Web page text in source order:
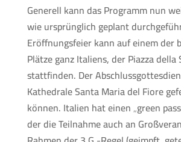
Generell kann das Programm nun
wie ursprünglich geplant
Eröffnungsfeier kann auf einem der
Plätze ganz Italiens, der Piazza della
stattfinden. Der
Kathedrale Santa Maria del Fiore
können. Italien hat einen „green
der die Teilnahme auch an